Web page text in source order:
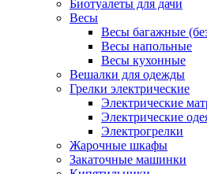
Биотуалеты для дачи
Весы
Весы багажные
Весы напольные
Весы кухонные
Вешалки для одежды
Грелки электрические
Электрические
Электрические
Электрогрелки
Жарочные шкафы
Закаточные машинки